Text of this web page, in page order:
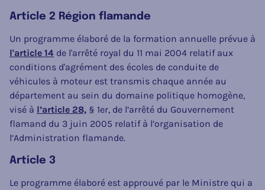
Article 2 Région flamande
Un programme élaboré de la formation annuelle prévue à
l'article 14 de l'arrêté royal du 11 mai 2004 relatif aux
conditions d'agrément des écoles de conduite de
véhicules à moteur est transmis chaque année au
département au sein du domaine politique homogène,
visé à l’article 28, § 1er, de l’arrêté du Gouvernement
flamand du 3 juin 2005 relatif à l’organisation de
l’Administration flamande.
Article 3
Le programme élaboré est approuvé par le Ministre qui a